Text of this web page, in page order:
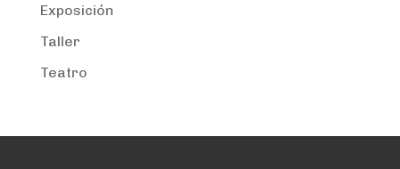
Exposición
Taller
Teatro